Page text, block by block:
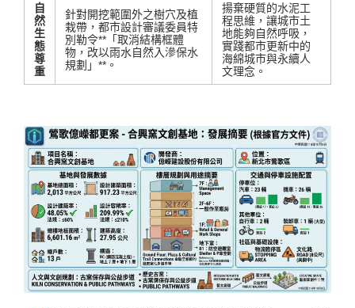
自
然
生
態
尊
重
針對開挖範圍外之樹穴及植
栽帶，都市設計審議委員特
別勒令**「取消結構框體
物，改以雨水自然入滲保水
規劃」** 。
揚棄硬質的水泥工
程思維，讓城市土
地能夠自然呼吸，
實踐都市更新中的
海綿城市與永續人
文理念 。